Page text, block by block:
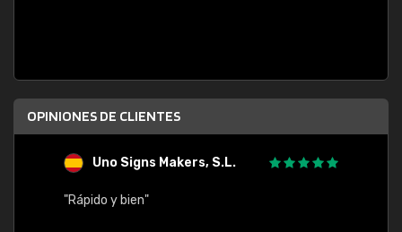
OPINIONES DE CLIENTES
Uno Signs Makers, S.L.
"Rápido y bien"